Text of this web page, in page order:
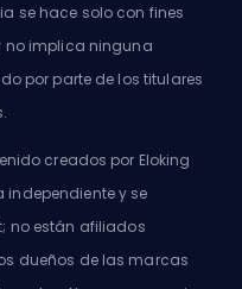
se hace solo con fines
no implica ninguna
por parte de los titulares
creados por Eloking
independiente y se
no están afiliados
dueños de las marcas